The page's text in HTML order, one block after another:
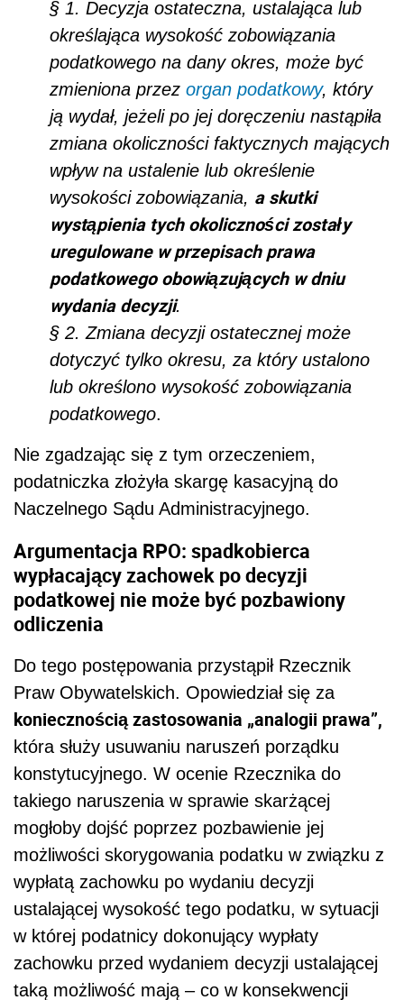
§ 1. Decyzja ostateczna, ustalająca lub
określająca wysokość zobowiązania
podatkowego na dany okres, może być
zmieniona przez organ podatkowy, który
ją wydał, jeżeli po jej doręczeniu nastąpiła
zmiana okoliczności faktycznych mających
wpływ na ustalenie lub określenie
wysokości zobowiązania, a skutki
wystąpienia tych okoliczności zostały
uregulowane w przepisach prawa
podatkowego obowiązujących w dniu
wydania decyzji.
§ 2. Zmiana decyzji ostatecznej może
dotyczyć tylko okresu, za który ustalono
lub określono wysokość zobowiązania
podatkowego.
Nie zgadzając się z tym orzeczeniem,
podatniczka złożyła skargę kasacyjną do
Naczelnego Sądu Administracyjnego.
Argumentacja RPO: spadkobierca
wypłacający zachowek po decyzji
podatkowej nie może być pozbawiony
odliczenia
Do tego postępowania przystąpił Rzecznik
Praw Obywatelskich. Opowiedział się za
koniecznością zastosowania „analogii prawa”,
która służy usuwaniu naruszeń porządku
konstytucyjnego. W ocenie Rzecznika do
takiego naruszenia w sprawie skarżącej
mogłoby dojść poprzez pozbawienie jej
możliwości skorygowania podatku w związku z
wypłatą zachowku po wydaniu decyzji
ustalającej wysokość tego podatku, w sytuacji
w której podatnicy dokonujący wypłaty
zachowku przed wydaniem decyzji ustalającej
taką możliwość mają – co w konsekwencji